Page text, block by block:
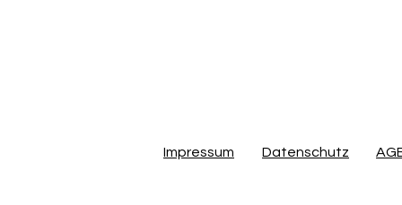
Impressum Datenschutz